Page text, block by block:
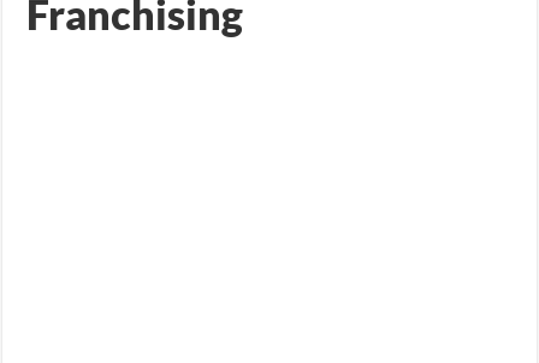
Franchising